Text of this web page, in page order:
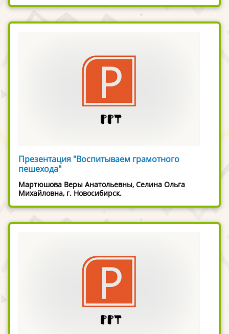
Презентация "Воспитываем грамотного
пешехода"
Мартюшова Веры Анатольевны, Селина Ольга
Михайловна, г. Новосибирск.